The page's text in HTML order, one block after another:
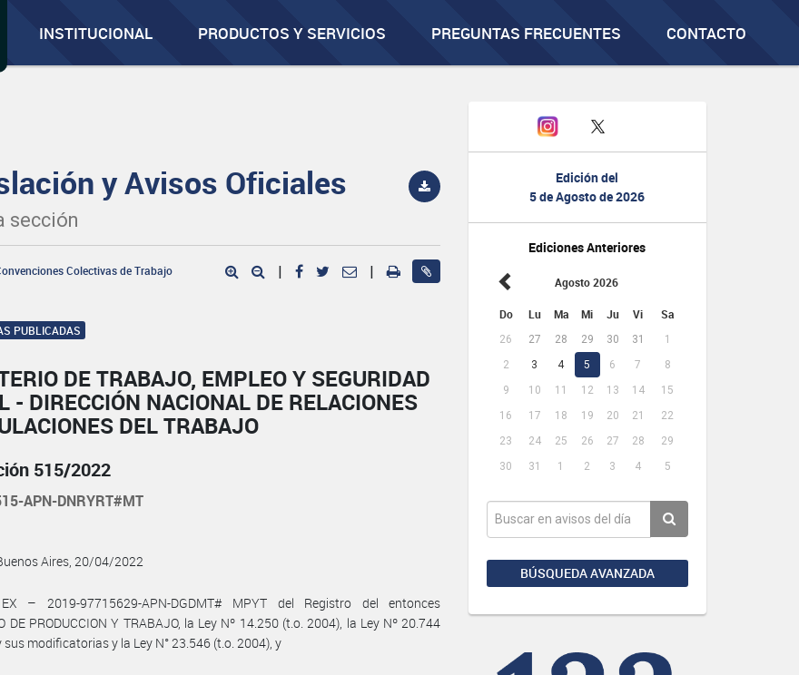
INSTITUCIONAL PRODUCTOS Y SERVICIOS PREGUNTAS FRECUENTES CONTACTO
Edición del
5 de Agosto de 2026
Ediciones Anteriores
Agosto 2026
Do Lu Ma Mi Ju Vi Sa
26 27 28 29 30 31
1
2
3 4 5 6 7
8
9
10 11 12 13 14
15
16
17 18 19 20 21
22
23
24 25 26 27 28
29
30
31 1 2 3 4 5
BÚSQUEDA AVANZADA
y Avisos Oficiales
sección
Colectivas de Trabajo
| |
PUBLICADAS
DE TRABAJO, EMPLEO Y SEGURIDAD
- DIRECCIÓN NACIONAL DE RELACIONES
DEL TRABAJO
515/2022
APN-DNRYRT#MT
Aires, 20/04/2022
­– 2019-97715629-APN-DGDMT# MPYT del Registro del entonces
DE PRODUCCION Y TRABAJO, la Ley Nº 14.250 (t.o. 2004), la Ley Nº 20.744
sus modificatorias y la Ley N° 23.546 (t.o. 2004), y